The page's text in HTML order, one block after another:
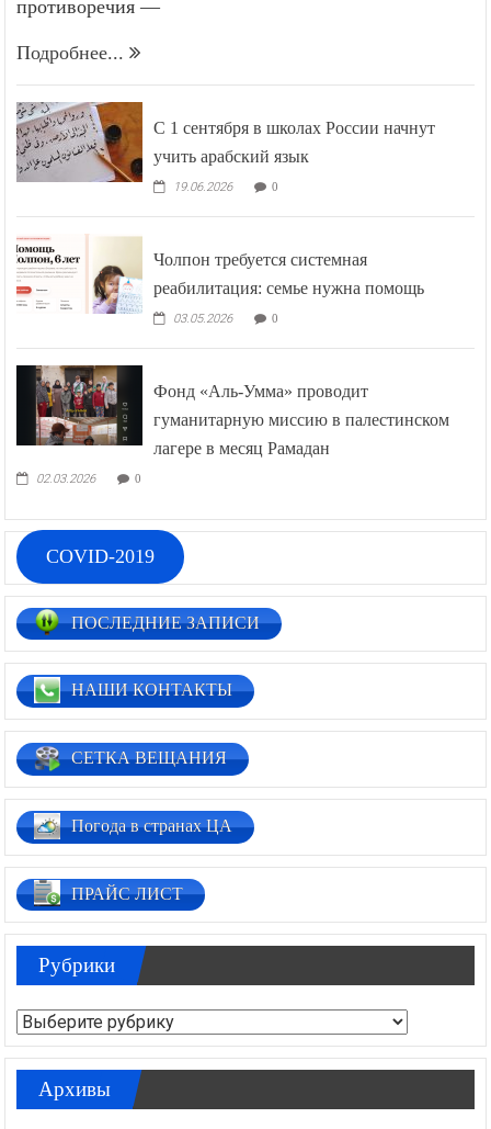
противоречия —
Подробнее...
С 1 сентября в школах России начнут
учить арабский язык
19.06.2026 0
Чолпон требуется системная
реабилитация: семье нужна помощь
03.05.2026 0
Фонд «Аль-Умма» проводит
гуманитарную миссию в палестинском
лагере в месяц Рамадан
02.03.2026 0
COVID-2019
ПОСЛЕДНИЕ ЗАПИСИ
НАШИ КОНТАКТЫ
СЕТКА ВЕЩАНИЯ
Погода в странах ЦА
ПРАЙС ЛИСТ
Рубрики
Рубрики
Архивы